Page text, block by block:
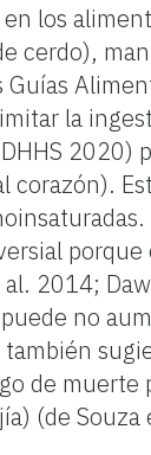
los
cerdo),
la
2020)
2014;
no
de
(de